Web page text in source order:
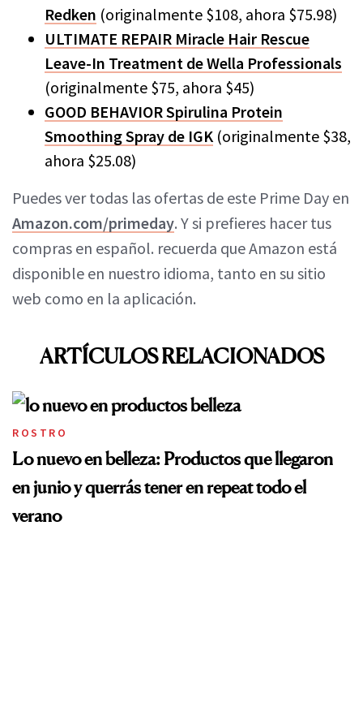
Redken (originalmente $108, ahora $75.98)
ULTIMATE REPAIR Miracle Hair Rescue
Leave-In Treatment de Wella Professionals
(originalmente $75, ahora $45)
GOOD BEHAVIOR Spirulina Protein
Smoothing Spray de IGK (originalmente $38,
ahora $25.08)
Puedes ver todas las ofertas de este Prime Day en
Amazon.com/primeday. Y si prefieres hacer tus
compras en español. recuerda que Amazon está
disponible en nuestro idioma, tanto en su sitio
web como en la aplicación.
ARTÍCULOS RELACIONADOS
ROSTRO
Lo nuevo en belleza: Productos que llegaron
en junio y querrás tener en repeat todo el
verano